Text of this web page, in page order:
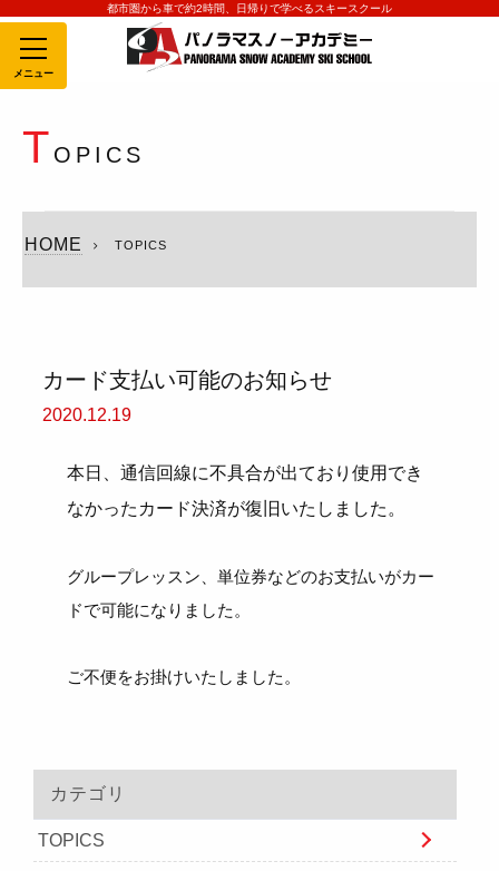
都市圏から車で約2時間、日帰りで学べるスキースクール
MENU
T OPICS
HOME TOPICS
カード支払い可能のお知らせ
2020.12.19
本日、通信回線に不具合が出ており使用でき
なかったカード決済が復旧いたしました。
グループレッスン、単位券などのお支払いがカー
ドで可能になりました。
ご不便をお掛けいたしました。
カテゴリ
TOPICS